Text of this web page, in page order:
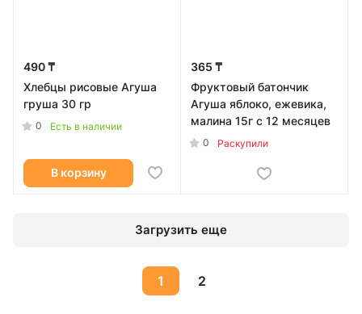
490 ₸
Хлебцы рисовые Агуша
груша 30 гр
0 Есть в наличии
В корзину
365 ₸
Фруктовый батончик
Агуша яблоко, ежевика,
малина 15г с 12 месяцев
0 Раскупили
Загрузить еще
1 2